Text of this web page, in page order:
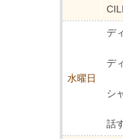
水曜日
デ
デ
シ
話